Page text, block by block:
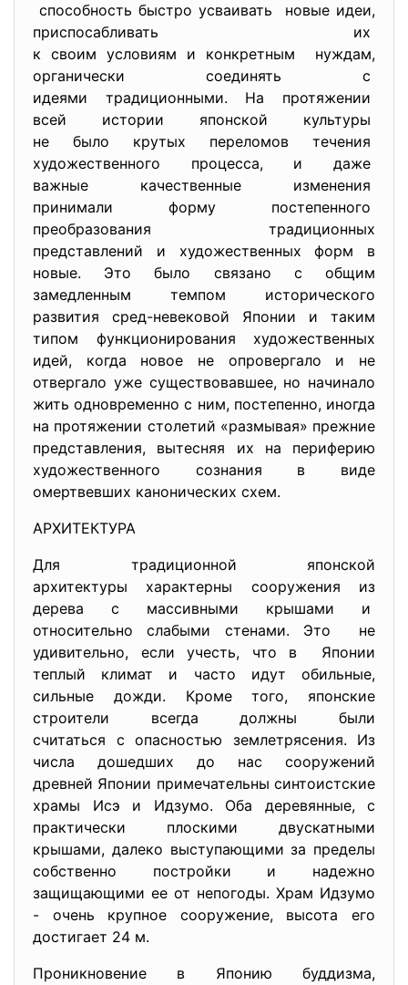
способность быстро усваивать новые идеи,
приспосабливать их
к своим условиям и конкретным нуждам,
органически соединять с
идеями традиционными. На протяжении
всей истории японской культуры
не было крутых переломов течения
художественного процесса, и даже
важные качественные изменения
принимали форму постепенного
преобразования традиционных
представлений и художественных форм в
новые. Это было связано с общим
замедленным темпом исторического
развития сред-невековой Японии и таким
типом функционирования художественных
идей, когда новое не опровергало и не
отвергало уже существовавшее, но начинало
жить одновременно с ним, постепенно, иногда
на протяжении столетий «размывая» прежние
представления, вытесняя их на периферию
художественного сознания в виде
омертвевших канонических схем.
АРХИТЕКТУРА
Для традиционной японской
архитектуры характерны сооружения из
дерева с массивными крышами и
относительно слабыми стенами. Это не
удивительно, если учесть, что в Японии
теплый климат и часто идут обильные,
сильные дожди. Кроме того, японские
строители всегда должны были
считаться с опасностью землетрясения. Из
числа дошедших до нас сооружений
древней Японии примечательны синтоистские
храмы Исэ и Идзумо. Оба деревянные, с
практически плоскими двускатными
крышами, далеко выступающими за пределы
собственно постройки и надежно
защищающими ее от непогоды. Храм Идзумо
- очень крупное сооружение, высота его
достигает 24 м.
Проникновение в Японию буддизма,